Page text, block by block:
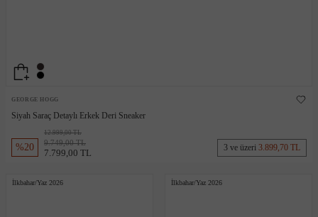
GEORGE HOGG
Siyah Saraç Detaylı Erkek Deri Sneaker
%20
12.999,00 TL
9.749,00 TL
7.799,00 TL 3 ve üzeri 3.899,70 TL
İlkbahar/Yaz 2026 İlkbahar/Yaz 2026